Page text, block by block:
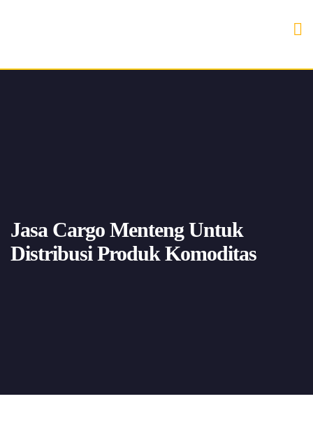
Jasa Cargo Menteng Untuk
Distribusi Produk Komoditas